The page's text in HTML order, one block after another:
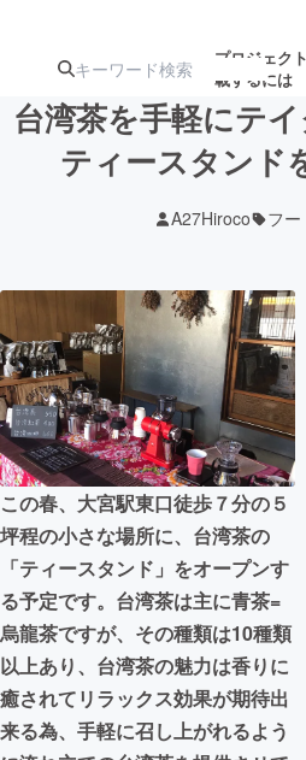
プロジェク
載するには
ジェクト
アート・写真
テクノロジー・ガジェッ
映像・映画
ビジネス・起業
まちづくり・地域活性化
CAMPFIRE for Social Good
CAMPFIREふるさと納税
台湾茶を手軽にテ
ティースタンド
A27Hiroco フ
この春、大宮駅東口徒歩７分の５
坪程の小さな場所に、台湾茶の
「ティースタンド」をオープンす
る予定です。台湾茶は主に青茶=
烏龍茶ですが、その種類は10種類
以上あり、台湾茶の魅力は香りに
癒されてリラックス効果が期待出
来る為、手軽に召し上がれるよう